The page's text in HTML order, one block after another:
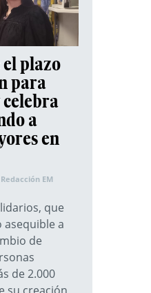
plazo
para
celebra
a
en
Redacción EM
que
a
de
de 2.000